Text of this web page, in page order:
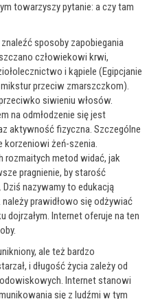
towarzyszy pytanie: a czy tam
sposoby zapobiegania
człowiekowi krwi,
i kąpiele (Egipcjanie
przeciw zmarszczkom).
siwieniu włosów.
na odmłodzenie się jest
aktywność fizyczna. Szczególne
korzeniowi żeń-szenia.
rozmaitych metod widać, jak
pragnienie, by starość
nazywamy to edukacją
prawidłowo się odżywiać
dojrzałym. Internet oferuje na ten
ale też bardzo
i długość życia zależy od
Internet stanowi
się z ludźmi w tym